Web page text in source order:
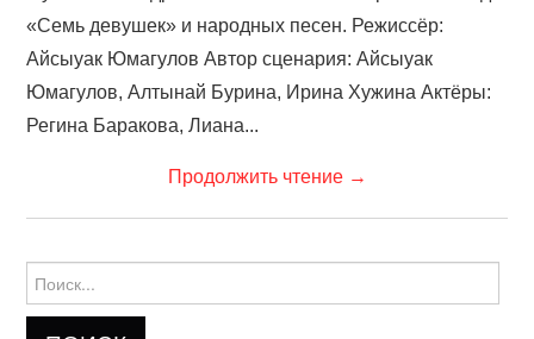
«Семь девушек» и народных песен. Режиссёр:
Айсыуак Юмагулов Автор сценария: Айсыуак
Юмагулов, Алтынай Бурина, Ирина Хужина Актёры:
Регина Баракова, Лиана...
Продолжить чтение →